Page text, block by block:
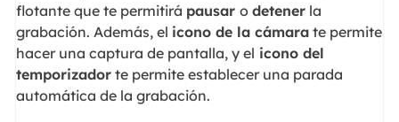
flotante que te permitirá pausar o detenerla
grabación. Además, el icono de la cámarate permite
hacer una captura de pantalla, y el icono del
temporizadorte permite establecer una parada
automática de la grabación.